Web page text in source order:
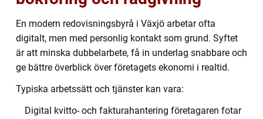
En modern redovisningsbyrå i Växjö arbetar ofta
digitalt, men med personlig kontakt som grund. Syftet
är att minska dubbelarbete, få in underlag snabbare och
ge bättre överblick över företagets ekonomi i realtid.
Typiska arbetssätt och tjänster kan vara:
Digital kvitto- och fakturahantering företagaren fotar